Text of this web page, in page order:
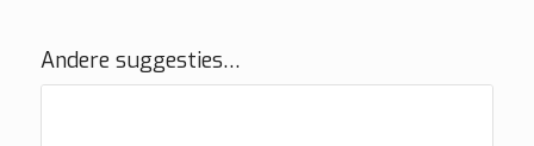
Andere suggesties…